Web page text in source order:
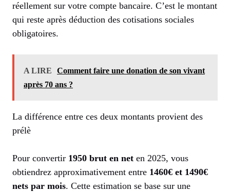
réellement sur votre compte bancaire. C’est le montant
qui reste après déduction des cotisations sociales
obligatoires.
A LIRE
Comment faire une donation de son vivant
après 70 ans ?
La différence entre ces deux montants provient des
prélè
Pour convertir 1950 brut en net en 2025, vous
obtiendrez approximativement entre 1460€ et 1490€
nets par mois. Cette estimation se base sur une